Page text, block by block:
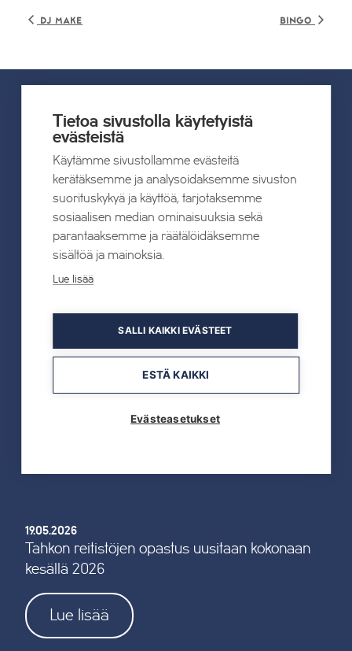
DJ Make Bingo
UUTISET
Kaikki uutiset
22.07.2026
Tahkon Talviteatterissa nauretaan
suomalaiselle arjelle
19.05.2026
Tahkon reitistöjen opastus uusitaan kokonaan
kesällä 2026
Lue lisää
Tietoa sivustolla käytetyistä
evästeistä
Käytämme sivustollamme evästeitä
kerätäksemme ja analysoidaksemme sivuston
suorituskykyä ja käyttöä, tarjotaksemme
sosiaalisen median ominaisuuksia sekä
parantaaksemme ja räätälöidäksemme
sisältöä ja mainoksia.
Lue lisää
SALLI KAIKKI EVÄSTEET
ESTÄ KAIKKI
Evästeasetukset